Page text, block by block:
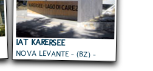
IAT KARERSEE
NOVA LEVANTE - (BZ) -
ITALIA